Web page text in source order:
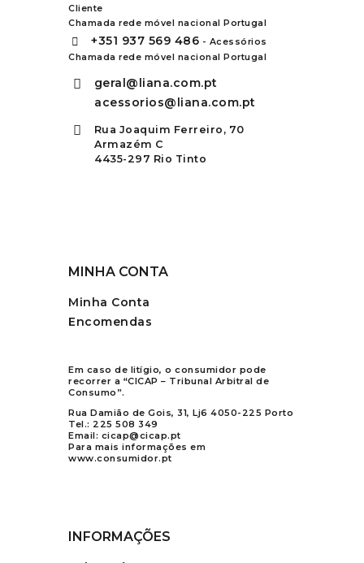
Cliente
Chamada rede móvel nacional Portugal
+351 937 569 486 - Acessórios
Chamada rede móvel nacional Portugal
geral@liana.com.pt
acessorios@liana.com.pt
Rua Joaquim Ferreiro, 70
Armazém C
4435-297 Rio Tinto
MINHA CONTA
Minha Conta
Encomendas
Em caso de litígio, o consumidor pode
recorrer a “CICAP – Tribunal Arbitral de
Consumo”.
Rua Damião de Gois, 31, Lj6 4050-225 Porto
Tel.: 225 508 349
Email: cicap@cicap.pt
Para mais informações em
www.consumidor.pt
INFORMAÇÕES